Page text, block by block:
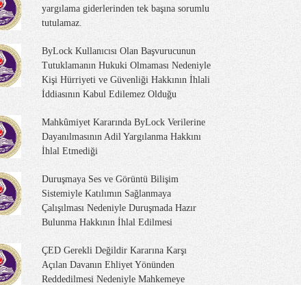
yargılama giderlerinden tek başına sorumlu
tutulamaz.
ByLock Kullanıcısı Olan Başvurucunun
Tutuklamanın Hukuki Olmaması Nedeniyle
Kişi Hürriyeti ve Güvenliği Hakkının İhlali
İddiasının Kabul Edilemez Olduğu
Mahkûmiyet Kararında ByLock Verilerine
Dayanılmasının Adil Yargılanma Hakkını
İhlal Etmediği
Duruşmaya Ses ve Görüntü Bilişim
Sistemiyle Katılımın Sağlanmaya
Çalışılması Nedeniyle Duruşmada Hazır
Bulunma Hakkının İhlal Edilmesi
ÇED Gerekli Değildir Kararına Karşı
Açılan Davanın Ehliyet Yönünden
Reddedilmesi Nedeniyle Mahkemeye